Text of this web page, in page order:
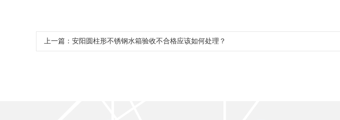
上一篇： 安阳圆柱形不锈钢水箱验收不合格应该如何处理？